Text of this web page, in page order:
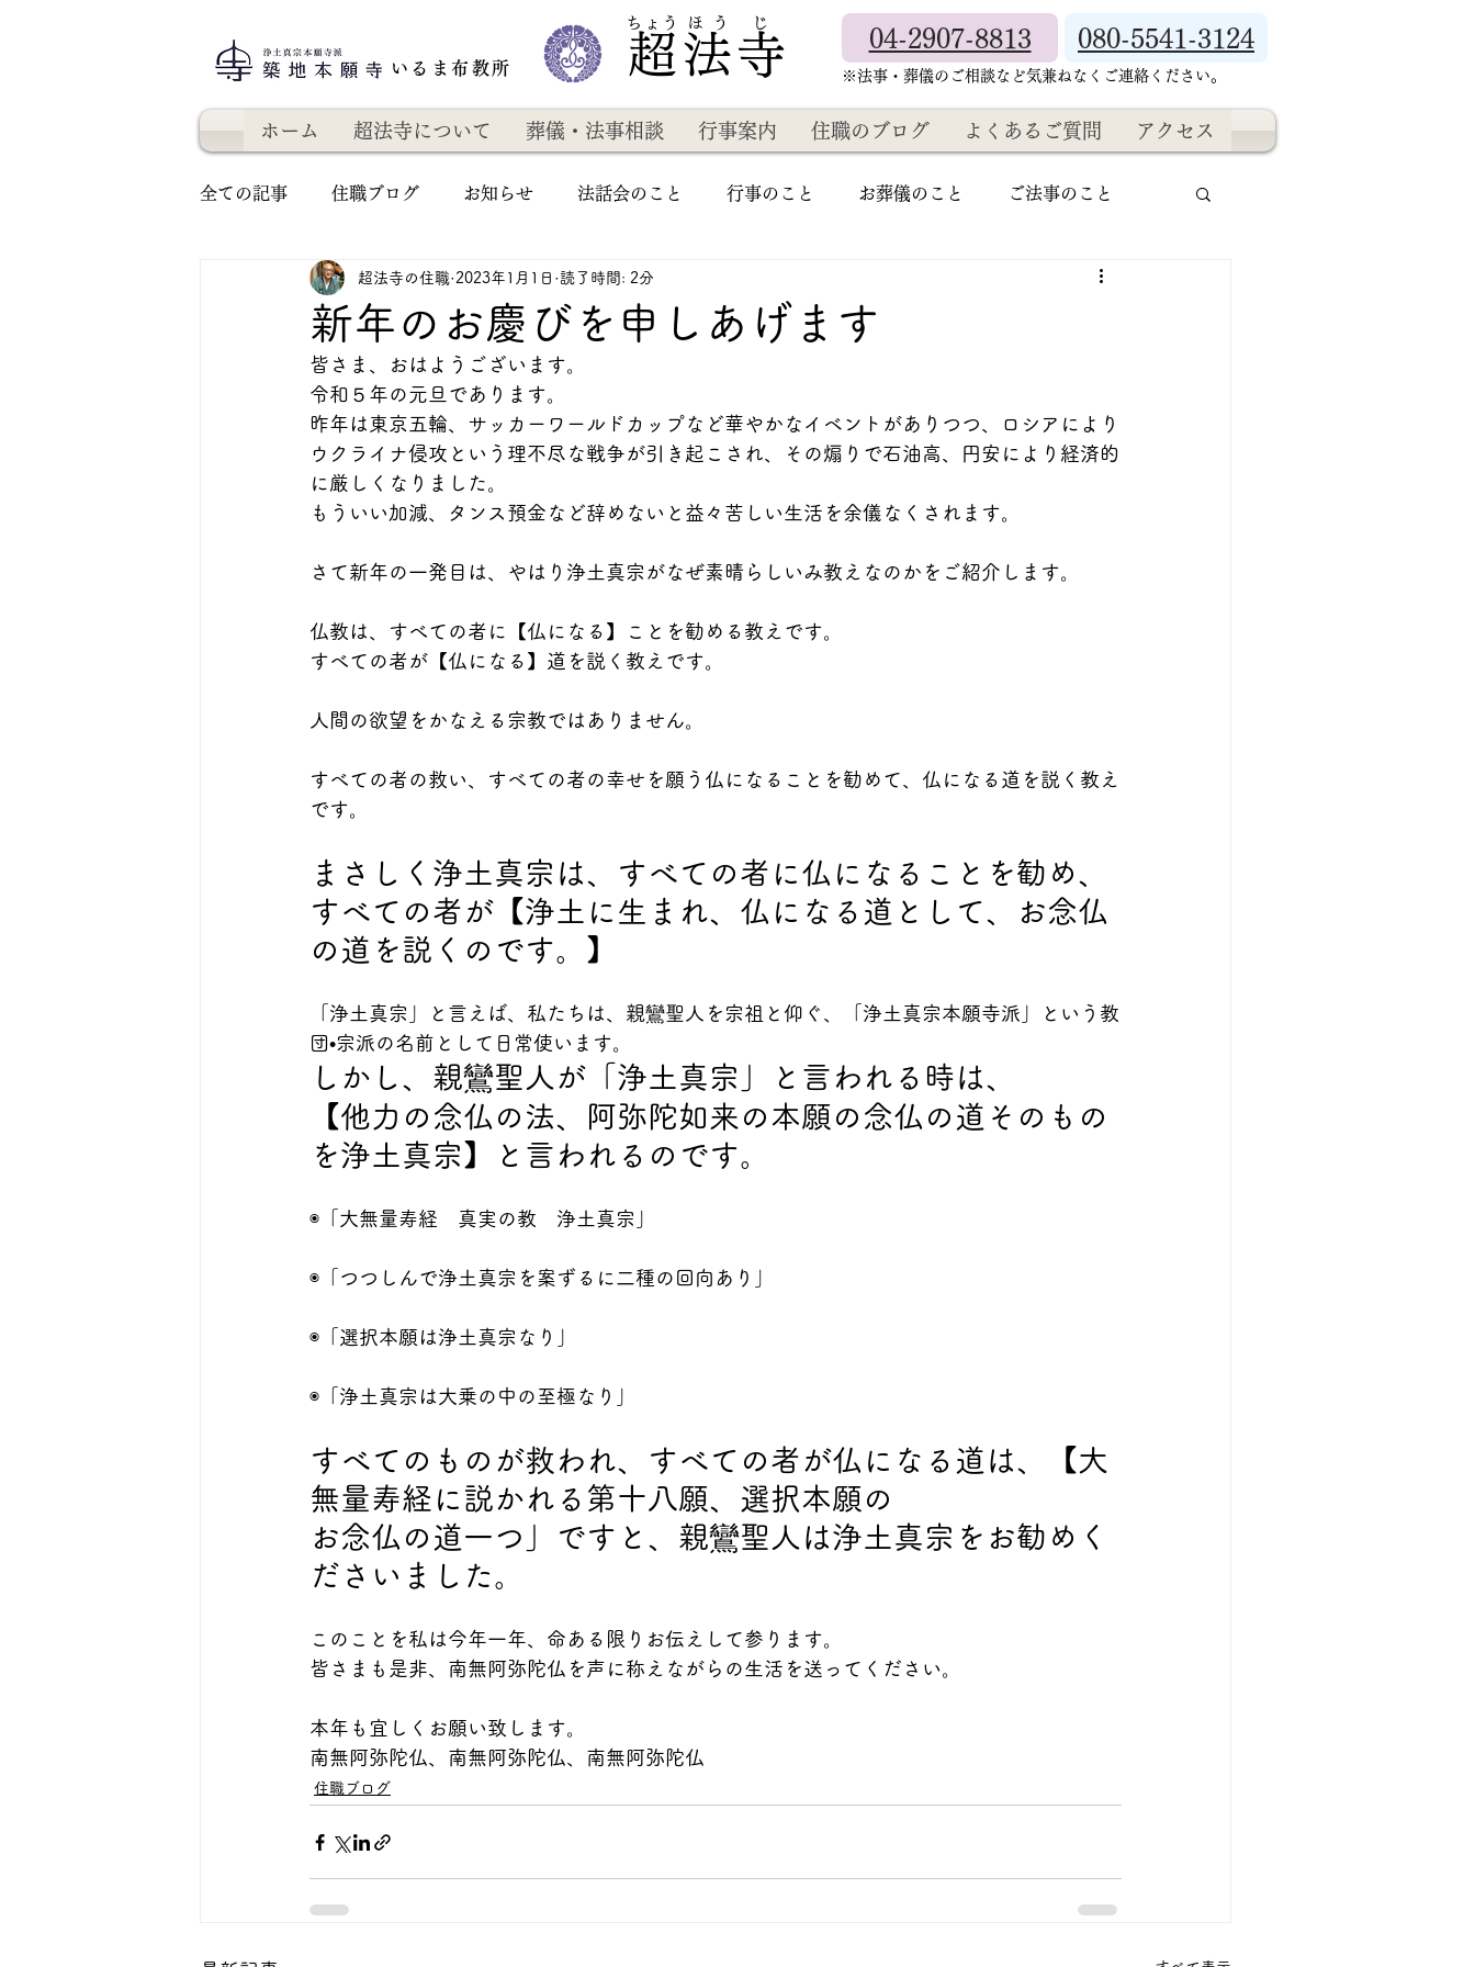
いるま布教所 超法寺
​ちょう ほ う じ
04-2907-8813 080-5541-3124
​※法事・葬儀のご相談など気兼ねなくご連絡ください。
ホーム 超法寺について 葬儀・法事相談 行事案内 住職のブログ よくあるご質問 アクセス
全ての記事 住職ブログ お知らせ 法話会のこと 行事のこと お葬儀のこと ご法事のこと
新年のお慶びを申しあげます
超法寺の住職 2023年1月1日 読了時間: 2分
皆さま、おはようございます。
令和５年の元旦であります。
昨年は東京五輪、サッカーワールドカップなど華やかなイベントがありつつ、ロシアにより
ウクライナ侵攻という理不尽な戦争が引き起こされ、その煽りで石油高、円安により経済的
に厳しくなりました。
もういい加減、タンス預金など辞めないと益々苦しい生活を余儀なくされます。
さて新年の一発目は、やはり浄土真宗がなぜ素晴らしいみ教えなのかをご紹介します。
仏教は、すべての者に【仏になる】ことを勧める教えです。
すべての者が【仏になる】道を説く教えです。
人間の欲望をかなえる宗教ではありません。
すべての者の救い、すべての者の幸せを願う仏になることを勧めて、仏になる道を説く教え
です。
まさしく浄土真宗は、すべての者に仏になることを勧め、
すべての者が【浄土に生まれ、仏になる道として、お念仏
の道を説くのです。】
「浄土真宗」と言えば、私たちは、親鸞聖人を宗祖と仰ぐ、「浄土真宗本願寺派」という教
団•宗派の名前として日常使います。
しかし、親鸞聖人が「浄土真宗」と言われる時は、
【他力の念仏の法、阿弥陀如来の本願の念仏の道そのもの
を浄土真宗】と言われるのです。
◉「大無量寿経　真実の教　浄土真宗」
◉「つつしんで浄土真宗を案ずるに二種の回向あり」
◉「選択本願は浄土真宗なり」
◉「浄土真宗は大乗の中の至極なり」
すべてのものが救われ、すべての者が仏になる道は、【大
無量寿経に説かれる第十八願、選択本願の
お念仏の道一つ」ですと、親鸞聖人は浄土真宗をお勧めく
ださいました。
このことを私は今年一年、命ある限りお伝えして参ります。
皆さまも是非、南無阿弥陀仏を声に称えながらの生活を送ってください。
本年も宜しくお願い致します。
南無阿弥陀仏、南無阿弥陀仏、南無阿弥陀仏
住職ブログ